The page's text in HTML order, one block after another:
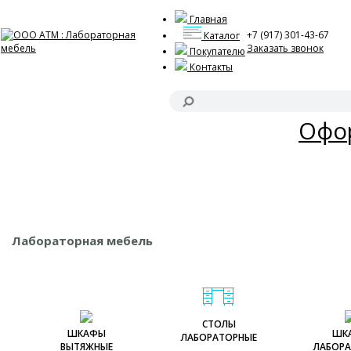
Главная
Каталог
Покупателю
Контакты
+7 (917) 301-43-67
Заказать звонок
Лабораторная мебель
ШКАФЫ
ВЫТЯЖНЫЕ
СТОЛЫ
ЛАБОРАТОРНЫЕ